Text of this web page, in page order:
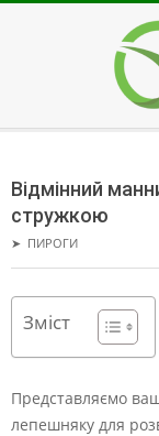
Menu
Відмінний
стружкою
➤ ПИРОГИ
Зміст
Представляємо
лепешняку для